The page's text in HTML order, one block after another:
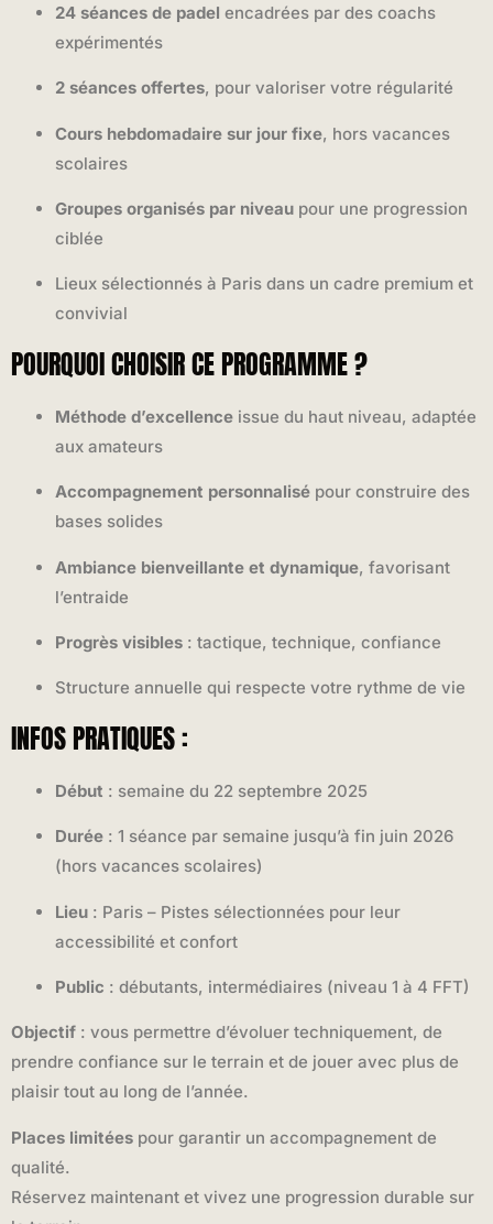
24 séances de padel encadrées par des coachs
expérimentés
2 séances offertes, pour valoriser votre régularité
Cours hebdomadaire sur jour fixe, hors vacances
scolaires
Groupes organisés par niveau pour une progression
ciblée
Lieux sélectionnés à Paris dans un cadre premium et
convivial
POURQUOI CHOISIR CE PROGRAMME ?
Méthode d’excellence issue du haut niveau, adaptée
aux amateurs
Accompagnement personnalisé pour construire des
bases solides
Ambiance bienveillante et dynamique, favorisant
l’entraide
Progrès visibles : tactique, technique, confiance
Structure annuelle qui respecte votre rythme de vie
INFOS PRATIQUES :
Début : semaine du 22 septembre 2025
Durée : 1 séance par semaine jusqu’à fin juin 2026
(hors vacances scolaires)
Lieu : Paris – Pistes sélectionnées pour leur
accessibilité et confort
Public : débutants, intermédiaires (niveau 1 à 4 FFT)
Objectif : vous permettre d’évoluer techniquement, de
prendre confiance sur le terrain et de jouer avec plus de
plaisir tout au long de l’année.
Places limitées pour garantir un accompagnement de
qualité.
Réservez maintenant et vivez une progression durable sur